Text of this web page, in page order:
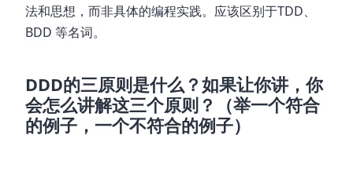
法和思想，而非具体的编程实践。应该区别于TDD、
BDD 等名词。
DDD的三原则是什么？如果让你讲，你
会怎么讲解这三个原则？（举一个符合
的例子，一个不符合的例子）